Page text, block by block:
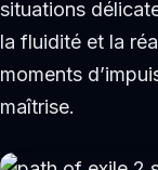
situations
la fluidité et la
moments
maîtrise.